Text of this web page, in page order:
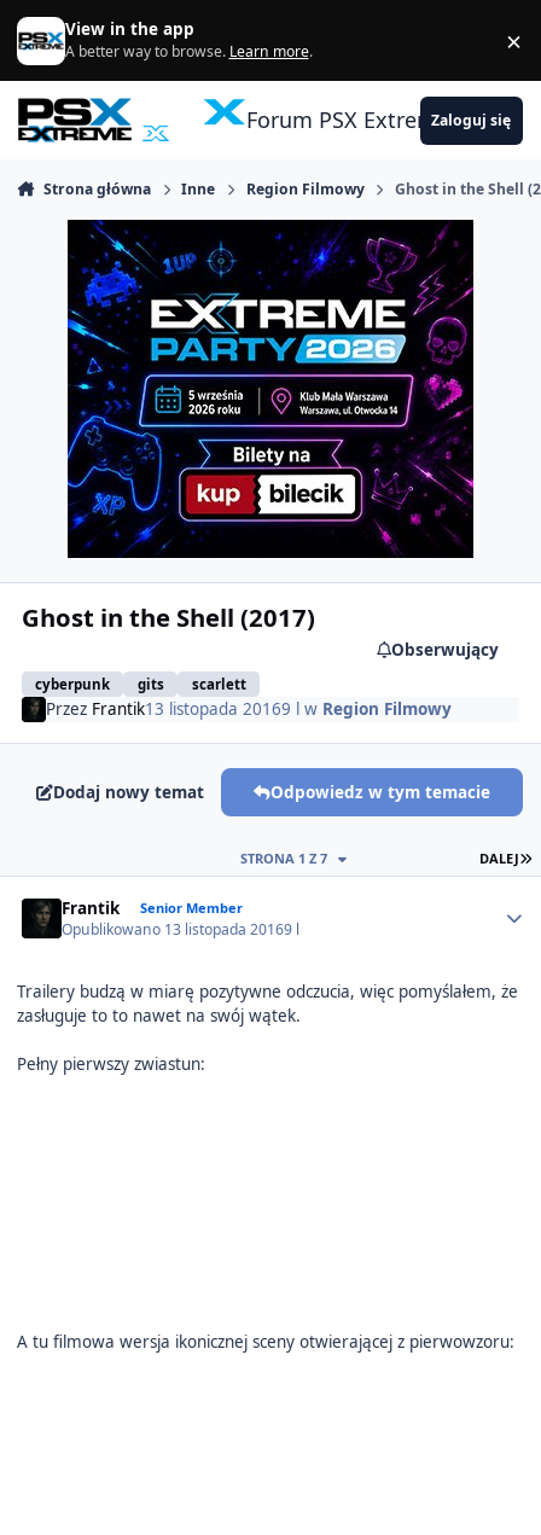
Skocz do zawartości
View in the app
A better way to browse. Learn more. ×
Forum PSX ExtremeZaloguj się
Strona główna Inne Region Filmowy Ghost in the Shell
Ghost in the Shell (2017)
cyberpunk gits scarlett
Obserwujący
Przez Frantik13 listopada 20169 l w Region Filmowy
Dodaj nowy temat Odpowiedz w tym temacie
DALEJ
STRONA 1 Z 7
Frantik Senior Member
Opublikowano 13 listopada 20169 l
Trailery budzą w miarę pozytywne odczucia, więc pomyślałem, że
zasługuje to to nawet na swój wątek.
Pełny pierwszy zwiastun:
A tu filmowa wersja ikonicznej sceny otwierającej z pierwowzoru: